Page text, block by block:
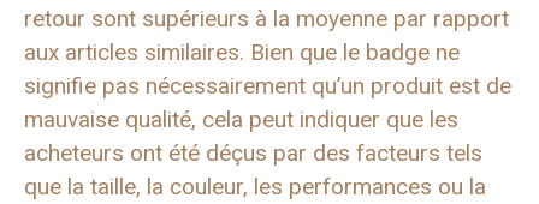
retour sont supérieurs à la moyenne par rapport
aux articles similaires. Bien que le badge ne
signifie pas nécessairement qu’un produit est de
mauvaise qualité, cela peut indiquer que les
acheteurs ont été déçus par des facteurs tels
que la taille, la couleur, les performances ou la